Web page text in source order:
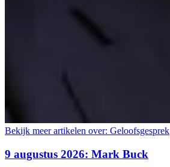
Bekijk meer artikelen over: Geloofsgesprek
9 augustus 2026: Mark Buck